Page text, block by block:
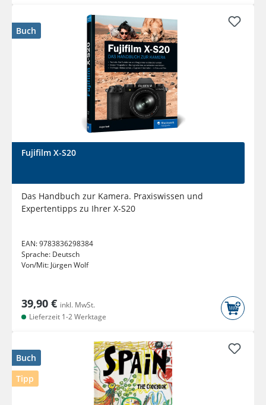
Buch
Fujifilm X-S20
Das Handbuch zur Kamera. Praxiswissen und
Expertentipps zu Ihrer X-S20
EAN:9783836298384
Sprache: Deutsch
Von/Mit: Jürgen Wolf
39,90 € inkl. MwSt.
Lieferzeit 1-2 Werktage
Buch
Tipp